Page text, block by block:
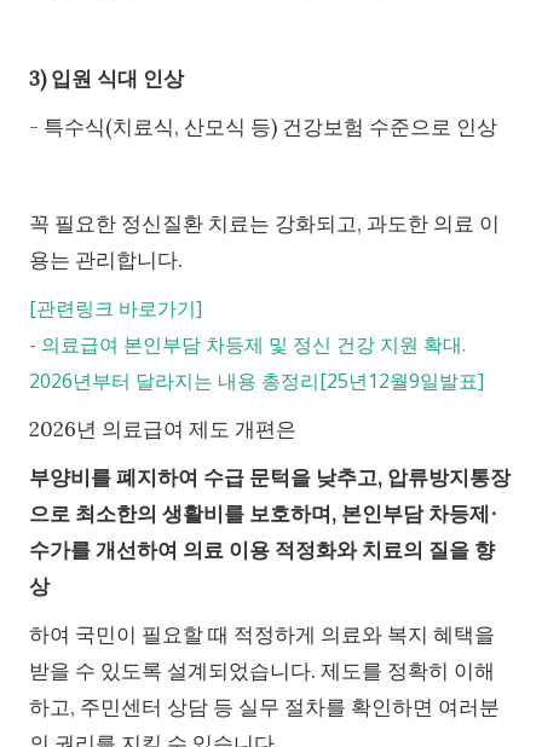
3) 입원 식대 인상
- 특수식(치료식, 산모식 등) 건강보험 수준으로 인상
꼭 필요한 정신질환 치료는 강화되고, 과도한 의료 이
용는 관리합니다.
[관련링크 바로가기]
- 의료급여 본인부담 차등제 및 정신 건강 지원 확대.
2026년부터 달라지는 내용 총정리[25년12월9일발표]
2026년 의료급여 제도 개편은
부양비를 폐지하여 수급 문턱을 낮추고, 압류방지통장
으로 최소한의 생활비를 보호하며, 본인부담 차등제∙
수가를 개선하여 의료 이용 적정화와 치료의 질을 향
상
하여 국민이 필요할 때 적정하게 의료와 복지 혜택을
받을 수 있도록 설계되었습니다. 제도를 정확히 이해
하고, 주민센터 상담 등 실무 절차를 확인하면 여러분